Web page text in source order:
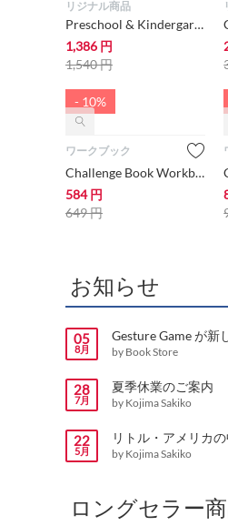
リジナル商品
Preschool & Kindergarten Challenge Book with Audio【幼児にオススメ 英語...
1,386 円
1,540円
- 10%
ワークブック
Challenge Book Workbook #1C【小学生にオススメ 英語教材・ワークブック】
584 円
649円
お知らせ
05
8月
Gesture Game が新
by Book Store
28
7月
夏季休業のご案内
by Kojima Sakiko
22
5月
リトル・アメリカ
by Kojima Sakiko
ロングセラー